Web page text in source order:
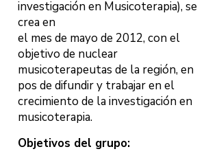
investigación en Musicoterapia), se
crea en
el mes de mayo de 2012, con el
objetivo de nuclear
musicoterapeutas de la región, en
pos de difundir y trabajar en el
crecimiento de la investigación en
musicoterapia.
Objetivos del grupo: